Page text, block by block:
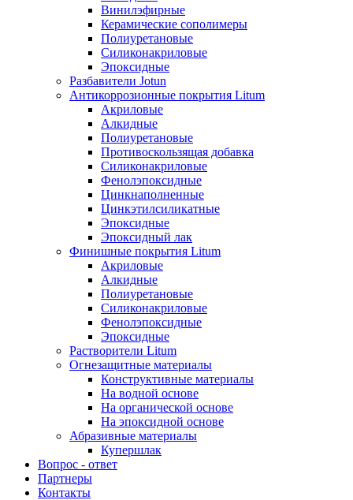
Винилэфирные
Керамические сополимеры
Полиуретановые
Силиконакриловые
Эпоксидные
Разбавители Jotun
Антикоррозионные покрытия Litum
Акриловые
Алкидные
Полиуретановые
Противоскользящая добавка
Силиконакриловые
Фенолэпоксидные
Цинкнаполненные
Цинкэтилсиликатные
Эпоксидные
Эпоксидный лак
Финишные покрытия Litum
Акриловые
Алкидные
Полиуретановые
Силиконакриловые
Фенолэпоксидные
Эпоксидные
Растворители Litum
Огнезащитные материалы
Конструктивные материалы
На водной основе
На органической основе
На эпоксидной основе
Абразивные материалы
Купершлак
Вопрос - ответ
Партнеры
Контакты